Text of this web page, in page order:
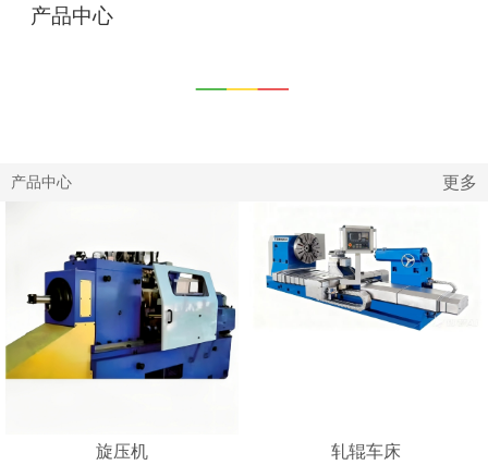
产品中心
产品中心 更多
旋压机 轧辊车床